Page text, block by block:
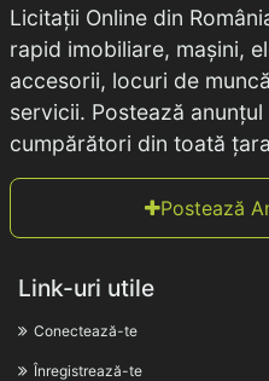
Licitații Online din
rapid imobiliare, mașini,
accesorii, locuri de
servicii. Postează
cumpărători din toată
Postează
Link-uri utile
Conectează-te
Înregistrează-te